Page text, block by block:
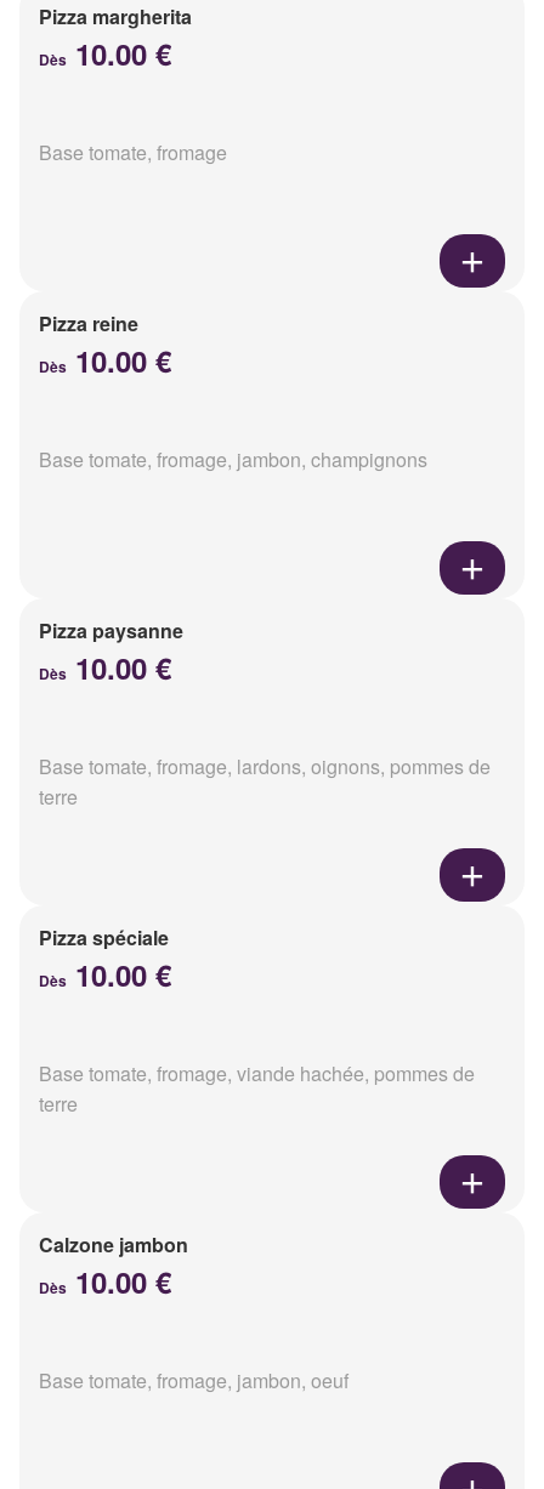
Pizza margherita
Dès 10.00 €
Base tomate, fromage
Pizza reine
Dès 10.00 €
Base tomate, fromage, jambon, champignons
Pizza paysanne
Dès 10.00 €
Base tomate, fromage, lardons, oignons, pommes de
terre
Pizza spéciale
Dès 10.00 €
Base tomate, fromage, viande hachée, pommes de
terre
Calzone jambon
Dès 10.00 €
Base tomate, fromage, jambon, oeuf